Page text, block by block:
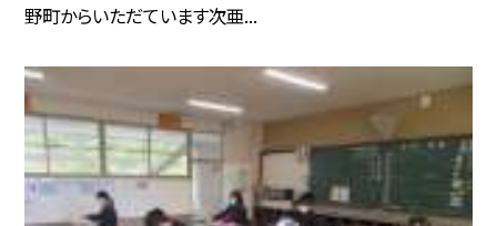
野町からいただています次亜...